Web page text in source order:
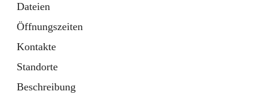
Dateien
Öffnungszeiten
Kontakte
Standorte
Beschreibung